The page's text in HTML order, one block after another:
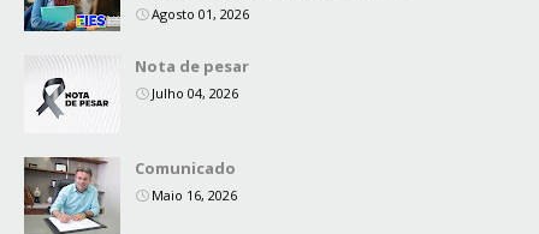
Agosto 01, 2026
Nota de pesar
Julho 04, 2026
Comunicado
Maio 16, 2026